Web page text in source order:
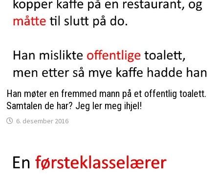
Han møter en fremmed mann på et offentlig toalett.
Samtalen de har? Jeg ler meg ihjel!
6. desember 2016